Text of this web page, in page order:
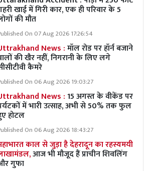
खाई में गिरी कार, एक ही परिवार के 5
की मौत
On 07 Aug 2026 17:26:54
News :मॉल रोड पर हॉर्न बजाने
की खैर नहीं, निगरानी के लिए लगे
कैमरे
On 06 Aug 2026 19:03:27
News :15 अगस्त के वीकेंड पर
में भारी उत्साह, अभी से 50% तक फुल
होटल
On 06 Aug 2026 18:43:27
काल से जुड़ा है देहरादून का रहस्यमयी
आज भी मौजूद हैं प्राचीन शिवलिंग
गुफा